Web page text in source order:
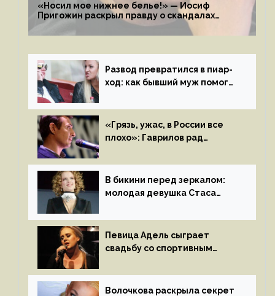
«Носил мое нижнее белье!» — Иосиф
Пригожин раскрыл правду о скандалах
с мужем своей экс-жены
Развод превратился в пиар-
ход: как бывший муж помог
«Грязь, ужас, в России все
плохо»: Гаврилов рад
иноагентов
В бикини перед зеркалом:
молодая девушка Стаса
на камеру
Певица Адель сыграет
свадьбу со спортивным
летом
Волочкова раскрыла секрет